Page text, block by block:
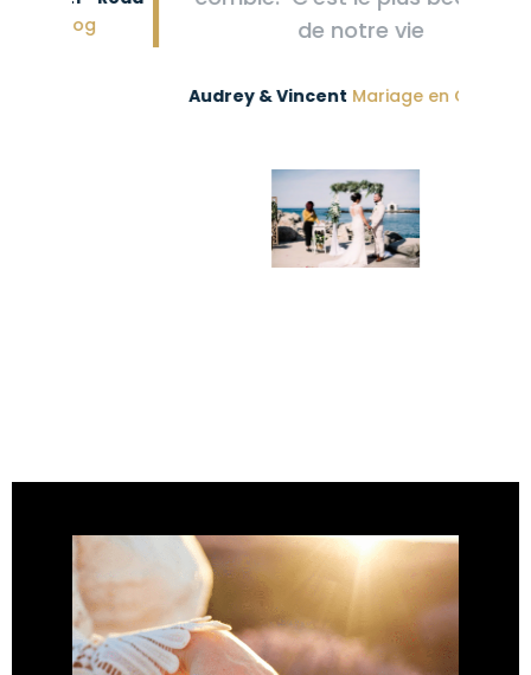
de notre vie
Audrey & Vincent Mariage en Crète